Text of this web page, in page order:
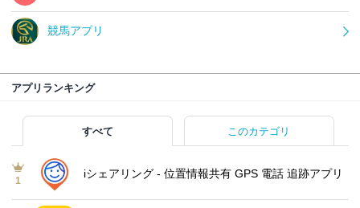
競馬アプリ
アプリランキング
すべて このカテゴリ
1
iシェアリング - 位置情報共有 GPS 電話 追跡アプリ